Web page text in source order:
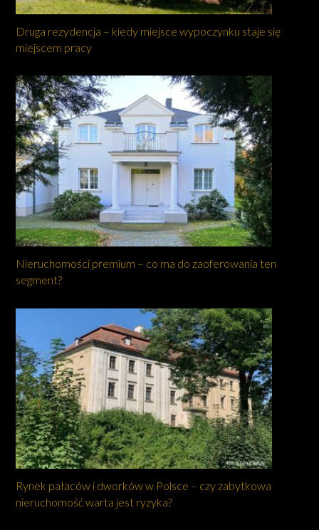
Druga rezydencja – kiedy miejsce wypoczynku staje się
miejscem pracy
Nieruchomości premium – co ma do zaoferowania ten
segment?
Rynek pałaców i dworków w Polsce – czy zabytkowa
nieruchomość warta jest ryzyka?